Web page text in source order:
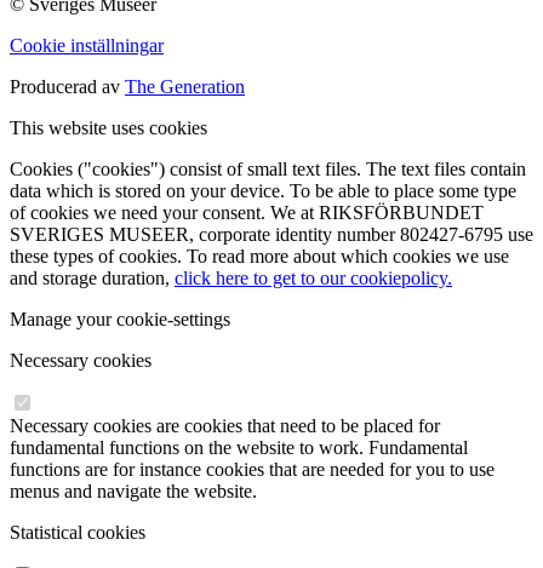
© Sveriges Museer
Cookie inställningar
Producerad av The Generation
This website uses cookies
Cookies ("cookies") consist of small text files. The text files contain
data which is stored on your device. To be able to place some type
of cookies we need your consent. We at RIKSFÖRBUNDET
SVERIGES MUSEER, corporate identity number 802427-6795 use
these types of cookies. To read more about which cookies we use
and storage duration, click here to get to our cookiepolicy.
Manage your cookie-settings
Necessary cookies
Necessary cookies are cookies that need to be placed for
fundamental functions on the website to work. Fundamental
functions are for instance cookies that are needed for you to use
menus and navigate the website.
Statistical cookies